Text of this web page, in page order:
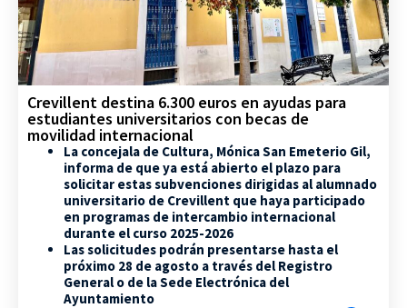
Crevillent destina 6.300 euros en ayudas para
estudiantes universitarios con becas de
movilidad internacional
La concejala de Cultura, Mónica San Emeterio Gil,
informa de que ya está abierto el plazo para
solicitar estas subvenciones dirigidas al alumnado
universitario de Crevillent que haya participado
en programas de intercambio internacional
durante el curso 2025-2026
Las solicitudes podrán presentarse hasta el
próximo 28 de agosto a través del Registro
General o de la Sede Electrónica del
Ayuntamiento